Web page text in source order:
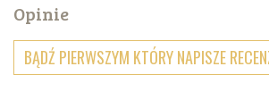
Opinie
BĄDŹ PIERWSZYM KTÓRY NAPISZE